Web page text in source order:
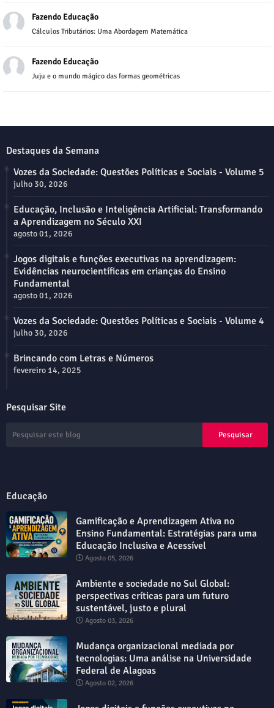
Fazendo Educação
Cálculos Tributários: Uma Abordagem Matemática
Fazendo Educação
Juju e o mundo mágico das formas geométricas
Destaques da Semana
Vozes da Sociedade: Questões Políticas e Sociais - Volume 5
julho 30, 2026
Educação, Inclusão e Inteligência Artificial: Transformando
a Aprendizagem no Século XXI
agosto 01, 2026
Jogos digitais e funções executivas na aprendizagem:
Evidências neurocientíficas em crianças do Ensino
Fundamental
agosto 01, 2026
Vozes da Sociedade: Questões Políticas e Sociais - Volume 4
julho 30, 2026
Brincando com Letras e Números
fevereiro 14, 2025
Pesquisar Site
Educação
Gamificação e Aprendizagem Ativa no
Ensino Fundamental: Estratégias para uma
Educação Inclusiva e Acessível
Agosto 05, 2026
Ambiente e sociedade no Sul Global:
perspectivas críticas para um futuro
sustentável, justo e plural
Agosto 03, 2026
Mudança organizacional mediada por
tecnologias: Uma análise na Universidade
Federal de Alagoas
Agosto 02, 2026